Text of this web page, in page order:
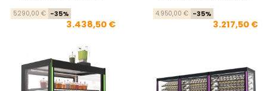
Precio base
5.290,00 € -35%
3.438,50 €
4.950,00 € -35%
3.217,50 €